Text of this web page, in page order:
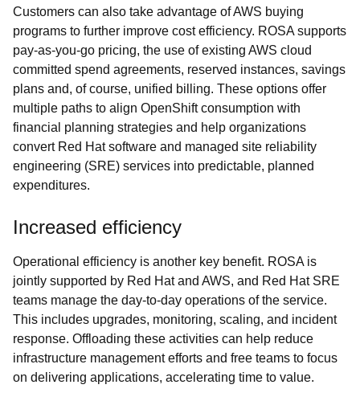
Customers can also take advantage of AWS buying
programs to further improve cost efficiency. ROSA supports
pay-as-you-go pricing, the use of existing AWS cloud
committed spend agreements, reserved instances, savings
plans and, of course, unified billing. These options offer
multiple paths to align OpenShift consumption with
financial planning strategies and help organizations
convert Red Hat software and managed site reliability
engineering (SRE) services into predictable, planned
expenditures.
Increased efficiency
Operational efficiency is another key benefit. ROSA is
jointly supported by Red Hat and AWS, and Red Hat SRE
teams manage the day-to-day operations of the service.
This includes upgrades, monitoring, scaling, and incident
response. Offloading these activities can help reduce
infrastructure management efforts and free teams to focus
on delivering applications, accelerating time to value.